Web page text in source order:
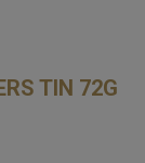
TIN 72G